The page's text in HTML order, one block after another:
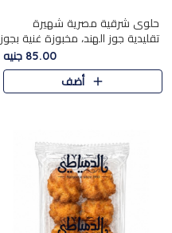
حلوى شرقية مصرية شهيرة
تقليدية جوز الهند، مخبوزة غنية بجوز
الهند، بلمسه ذهبية وتتميز بقوامها
المرمل وطعمها اللذيذ الذي يشبه
البسبوسة. تُخبز..
85.00 جنيه
أضف